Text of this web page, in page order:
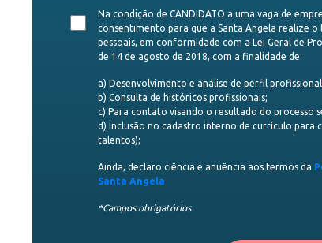
Na condição de CANDIDATO a uma vaga de
consentimento para que a Santa Angela realize
pessoais, em conformidade com a Lei Geral de
de 14 de agosto de 2018, com a finalidade de:
a) Desenvolvimento e análise de perfil
b) Consulta de históricos profissionais;
c) Para contato visando o resultado do processo
d) Inclusão no cadastro interno de currículo para
talentos);
Ainda, declaro ciência e anuência aos termos da
Santa Angela
*Campos obrigatórios